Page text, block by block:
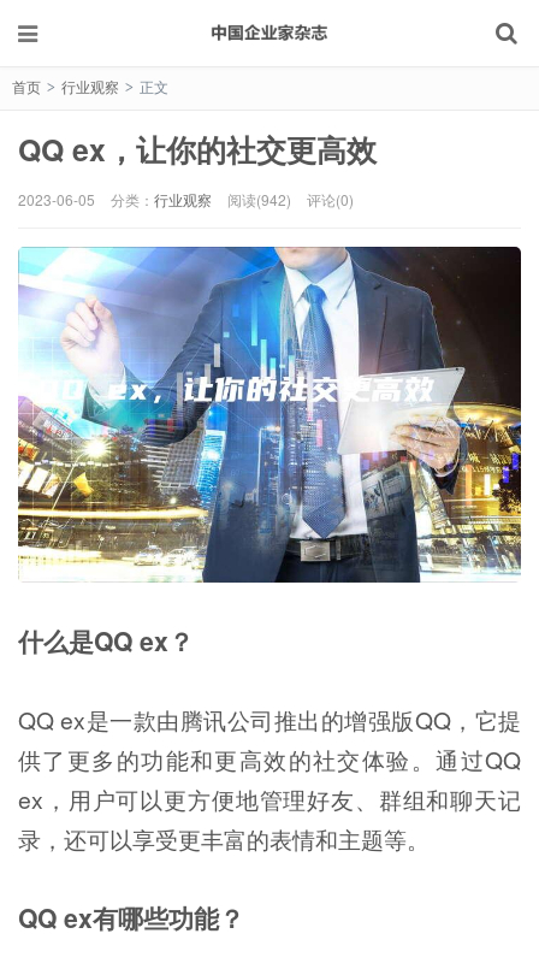
首页 > 行业观察 > 正文
QQ ex，让你的社交更高效
2023-06-05 分类： 行业观察 阅读(942) 评论(0)
什么是QQ ex？
QQ ex是一款由腾讯公司推出的增强版QQ，它提
供了更多的功能和更高效的社交体验。通过QQ
ex，用户可以更方便地管理好友、群组和聊天记
录，还可以享受更丰富的表情和主题等。
QQ ex有哪些功能？